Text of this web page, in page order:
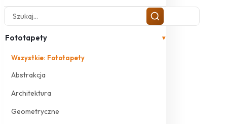
Fototapety ▾
Wszystkie: Fototapety
Abstrakcja
Architektura
Geometryczne